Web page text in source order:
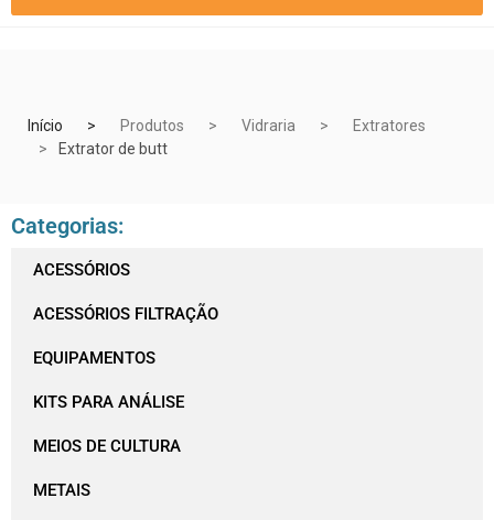
Início Produtos Vidraria
Extratores
Extrator de butt
Categorias:
ACESSÓRIOS
ACESSÓRIOS FILTRAÇÃO
EQUIPAMENTOS
KITS PARA ANÁLISE
MEIOS DE CULTURA
METAIS